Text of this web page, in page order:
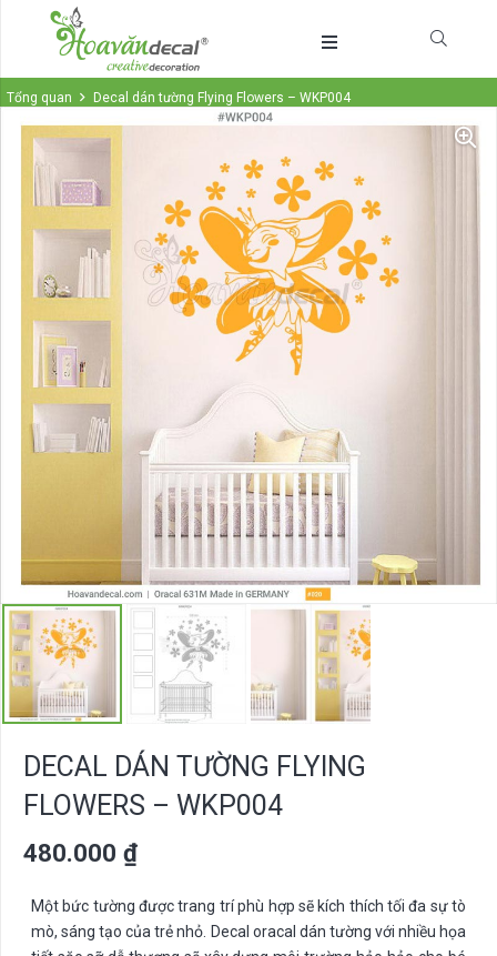
Tổng quan Decal dán tường Flying Flowers – WKP004
DECAL DÁN TƯỜNG FLYING
FLOWERS – WKP004
480.000 ₫
Một bức tường được trang trí phù hợp sẽ kích thích tối đa sự tò
mò, sáng tạo của trẻ nhỏ. Decal oracal dán tường với nhiều họa